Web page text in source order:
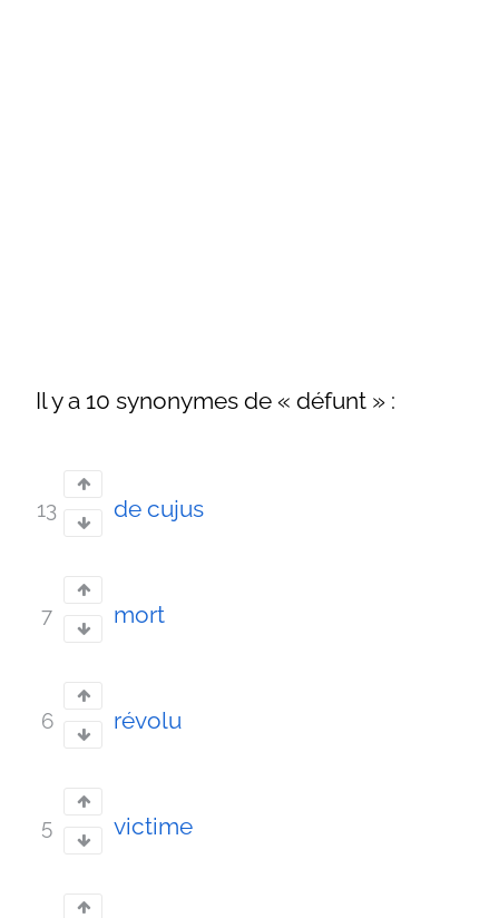
Il y a 10 synonymes de « défunt » :
13 de cujus
7 mort
6 révolu
5 victime